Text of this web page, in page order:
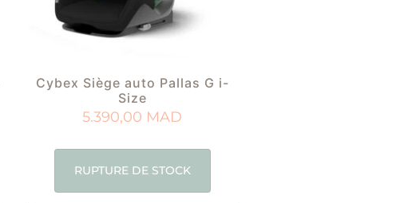
Cybex Siège auto Pallas G i-
Size
5.390,00 MAD
RUPTURE DE STOCK